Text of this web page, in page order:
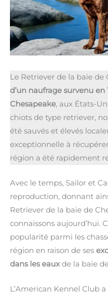
Le Retriever de la baie de
d’un naufrage survenu en
Chesapeake, aux États-
chiots de type retriever,
été sauvés et élevés
exceptionnelle à
région a été rapidement
Avec le temps, Sailor et
reproduction, donnant
Retriever de la baie de
connaissons aujourd’hui.
popularité parmi les
région en raison de ses
dans les eauxde la baie
L’American Kennel Club